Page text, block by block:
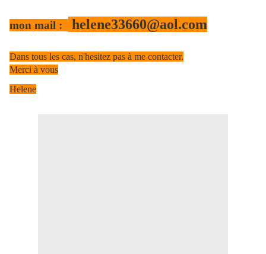
mon mail : helene33660@aol.com
Dans tous les cas, n'hesitez pas à me contacter.
Merci à vous
Helene